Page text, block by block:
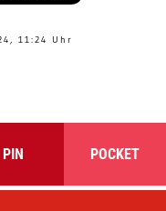
11:24 Uhr
PIN POCKET